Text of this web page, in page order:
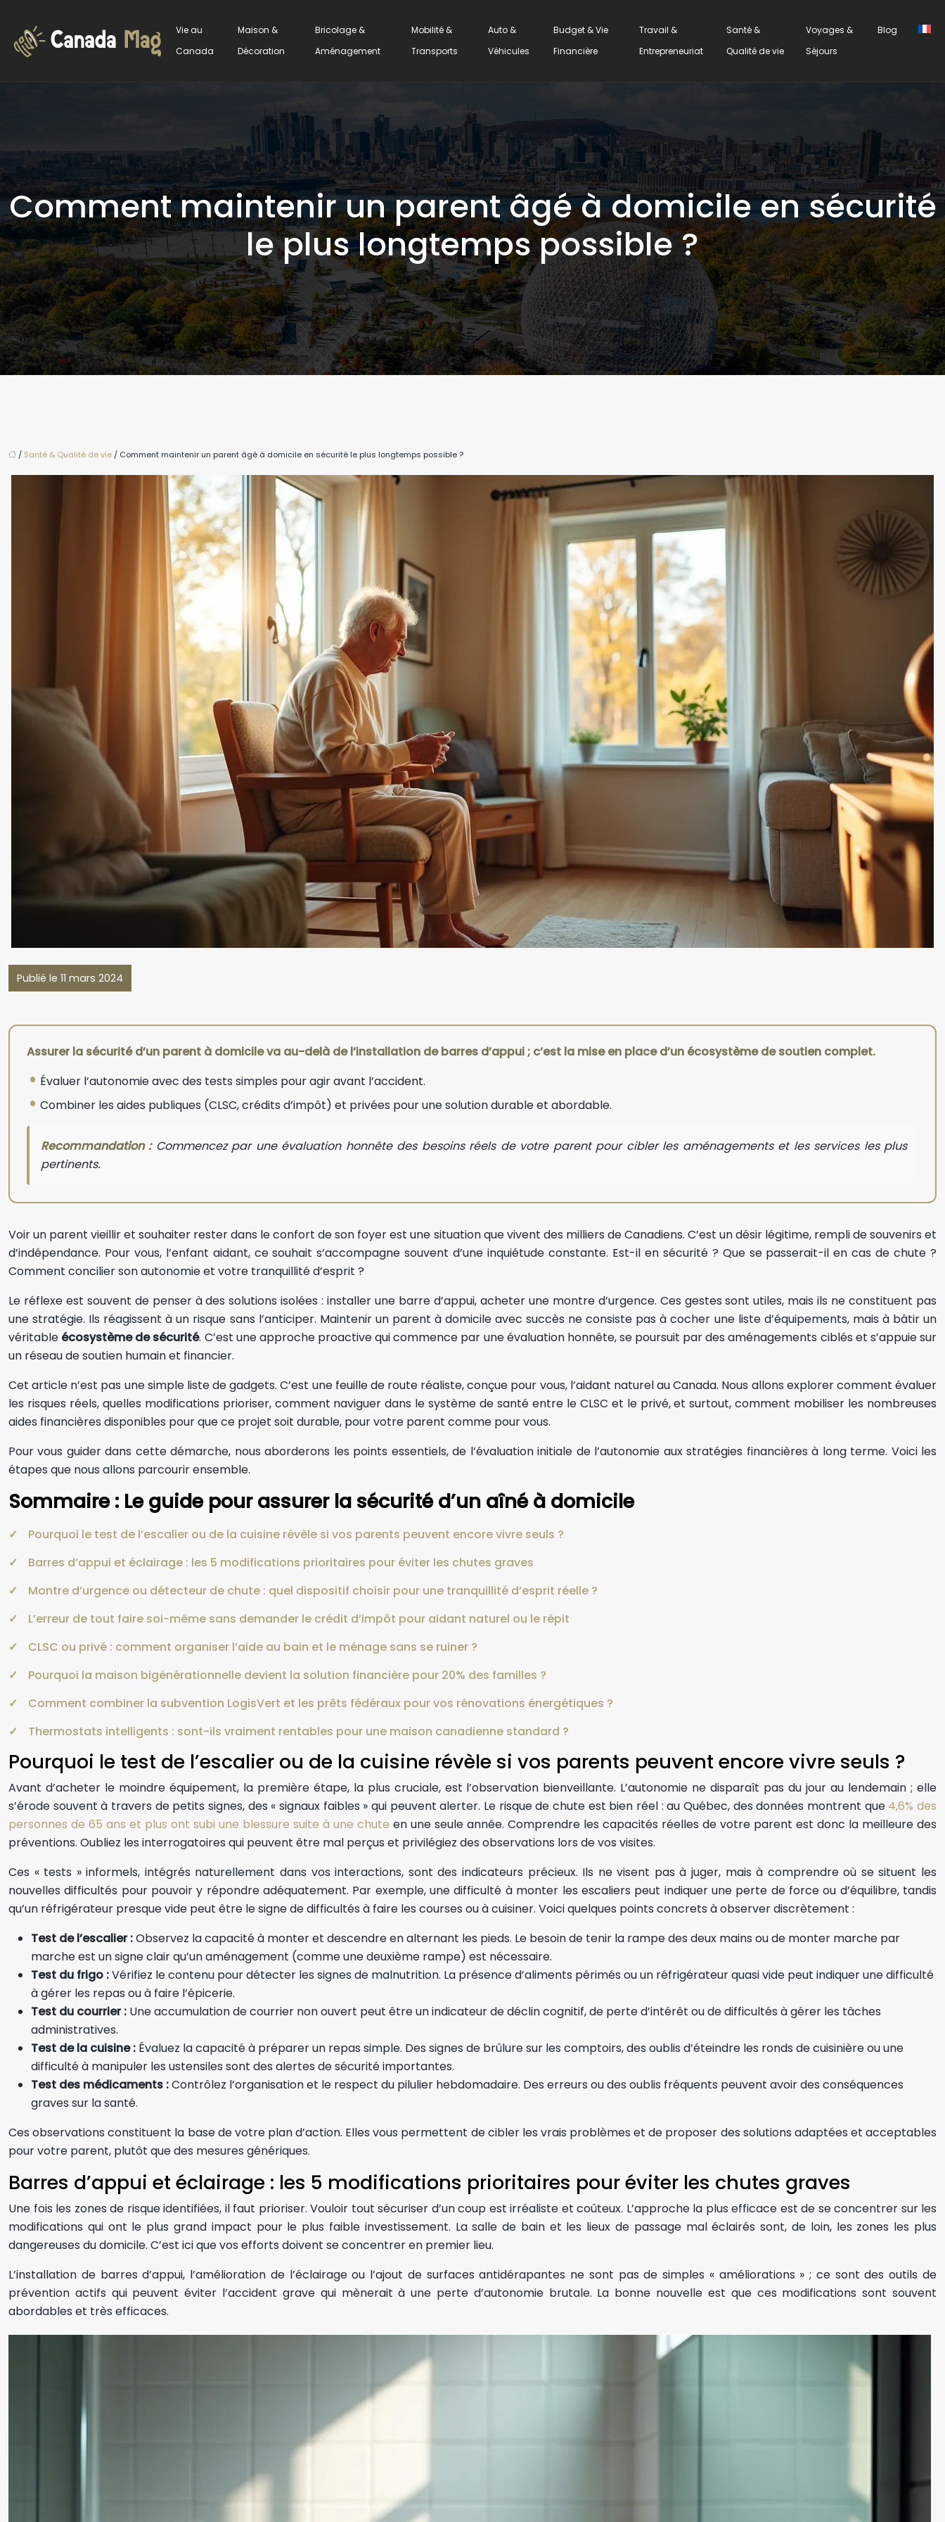
Vie au
Canada
Maison &
Décoration
Bricolage &
Aménagement
Mobilité &
Transports
Auto &
Véhicules
Budget & Vie
Financière
Travail &
Entrepreneuriat
Santé &
Qualité de vie
Voyages &
Séjours
Blog
Comment maintenir un parent âgé à domicile en sécurité
le plus longtemps possible ?
/ Santé & Qualité de vie / Comment maintenir un parent âgé à domicile en sécurité le plus longtemps possible ?
Publié le 11 mars 2024
Assurer la sécurité d’un parent à domicile va au-delà de l’installation de barres d’appui ; c’est la mise en place d’un écosystème de soutien complet.
Évaluer l’autonomie avec des tests simples pour agir avant l’accident.
Combiner les aides publiques (CLSC, crédits d’impôt) et privées pour une solution durable et abordable.
Recommandation :Commencez par une évaluation honnête des besoins réels de votre parent pour cibler les aménagements et les services les plus
pertinents.
Voir un parent vieillir et souhaiter rester dans le confort de son foyer est une situation que vivent des milliers de Canadiens. C’est un désir légitime, rempli de souvenirs et
d’indépendance. Pour vous, l’enfant aidant, ce souhait s’accompagne souvent d’une inquiétude constante. Est-il en sécurité ? Que se passerait-il en cas de chute ?
Comment concilier son autonomie et votre tranquillité d’esprit ?
Le réflexe est souvent de penser à des solutions isolées : installer une barre d’appui, acheter une montre d’urgence. Ces gestes sont utiles, mais ils ne constituent pas
une stratégie. Ils réagissent à un risque sans l’anticiper. Maintenir un parent à domicile avec succès ne consiste pas à cocher une liste d’équipements, mais à bâtir un
véritable écosystème de sécurité. C’est une approche proactive qui commence par une évaluation honnête, se poursuit par des aménagements ciblés et s’appuie sur
un réseau de soutien humain et financier.
Cet article n’est pas une simple liste de gadgets. C’est une feuille de route réaliste, conçue pour vous, l’aidant naturel au Canada. Nous allons explorer comment évaluer
les risques réels, quelles modifications prioriser, comment naviguer dans le système de santé entre le CLSC et le privé, et surtout, comment mobiliser les nombreuses
aides financières disponibles pour que ce projet soit durable, pour votre parent comme pour vous.
Pour vous guider dans cette démarche, nous aborderons les points essentiels, de l’évaluation initiale de l’autonomie aux stratégies financières à long terme. Voici les
étapes que nous allons parcourir ensemble.
Sommaire : Le guide pour assurer la sécurité d’un aîné à domicile
Pourquoi le test de l’escalier ou de la cuisine révèle si vos parents peuvent encore vivre seuls ?
Barres d’appui et éclairage : les 5 modifications prioritaires pour éviter les chutes graves
Montre d’urgence ou détecteur de chute : quel dispositif choisir pour une tranquillité d’esprit réelle ?
L’erreur de tout faire soi-même sans demander le crédit d’impôt pour aidant naturel ou le répit
CLSC ou privé : comment organiser l’aide au bain et le ménage sans se ruiner ?
Pourquoi la maison bigénérationnelle devient la solution financière pour 20% des familles ?
Comment combiner la subvention LogisVert et les prêts fédéraux pour vos rénovations énergétiques ?
Thermostats intelligents : sont-ils vraiment rentables pour une maison canadienne standard ?
Pourquoi le test de l’escalier ou de la cuisine révèle si vos parents peuvent encore vivre seuls ?
Avant d’acheter le moindre équipement, la première étape, la plus cruciale, est l’observation bienveillante. L’autonomie ne disparaît pas du jour au lendemain ; elle
s’érode souvent à travers de petits signes, des « signaux faibles » qui peuvent alerter. Le risque de chute est bien réel : au Québec, des données montrent que 4,6% des
personnes de 65 ans et plus ont subi une blessure suite à une chute en une seule année. Comprendre les capacités réelles de votre parent est donc la meilleure des
préventions. Oubliez les interrogatoires qui peuvent être mal perçus et privilégiez des observations lors de vos visites.
Ces « tests » informels, intégrés naturellement dans vos interactions, sont des indicateurs précieux. Ils ne visent pas à juger, mais à comprendre où se situent les
nouvelles difficultés pour pouvoir y répondre adéquatement. Par exemple, une difficulté à monter les escaliers peut indiquer une perte de force ou d’équilibre, tandis
qu’un réfrigérateur presque vide peut être le signe de difficultés à faire les courses ou à cuisiner. Voici quelques points concrets à observer discrètement :
Test de l’escalier :Observez la capacité à monter et descendre en alternant les pieds. Le besoin de tenir la rampe des deux mains ou de monter marche par
marche est un signe clair qu’un aménagement (comme une deuxième rampe) est nécessaire.
Test du frigo :Vérifiez le contenu pour détecter les signes de malnutrition. La présence d’aliments périmés ou un réfrigérateur quasi vide peut indiquer une difficulté
à gérer les repas ou à faire l’épicerie.
Test du courrier : Une accumulation de courrier non ouvert peut être un indicateur de déclin cognitif, de perte d’intérêt ou de difficultés à gérer les tâches
administratives.
Test de la cuisine : Évaluez la capacité à préparer un repas simple. Des signes de brûlure sur les comptoirs, des oublis d’éteindre les ronds de cuisinière ou une
difficulté à manipuler les ustensiles sont des alertes de sécurité importantes.
Test des médicaments :Contrôlez l’organisation et le respect du pilulier hebdomadaire. Des erreurs ou des oublis fréquents peuvent avoir des conséquences
graves sur la santé.
Ces observations constituent la base de votre plan d’action. Elles vous permettent de cibler les vrais problèmes et de proposer des solutions adaptées et acceptables
pour votre parent, plutôt que des mesures génériques.
Barres d’appui et éclairage : les 5 modifications prioritaires pour éviter les chutes graves
Une fois les zones de risque identifiées, il faut prioriser. Vouloir tout sécuriser d’un coup est irréaliste et coûteux. L’approche la plus efficace est de se concentrer sur les
modifications qui ont le plus grand impact pour le plus faible investissement. La salle de bain et les lieux de passage mal éclairés sont, de loin, les zones les plus
dangereuses du domicile. C’est ici que vos efforts doivent se concentrer en premier lieu.
L’installation de barres d’appui, l’amélioration de l’éclairage ou l’ajout de surfaces antidérapantes ne sont pas de simples « améliorations » ; ce sont des outils de
prévention actifs qui peuvent éviter l’accident grave qui mènerait à une perte d’autonomie brutale. La bonne nouvelle est que ces modifications sont souvent
abordables et très efficaces.